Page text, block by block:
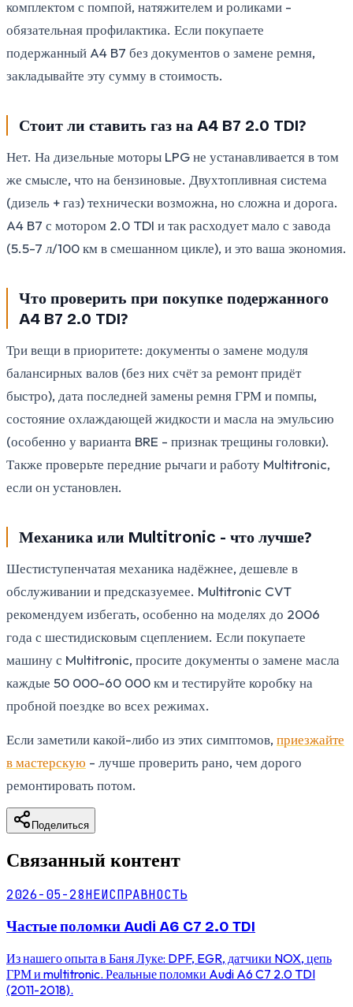
комплектом с помпой, натяжителем и роликами -
обязательная профилактика. Если покупаете
подержанный A4 B7 без документов о замене ремня,
закладывайте эту сумму в стоимость.
Стоит ли ставить газ на A4 B7 2.0 TDI?
Нет. На дизельные моторы LPG не устанавливается в том
же смысле, что на бензиновые. Двухтопливная система
(дизель + газ) технически возможна, но сложна и дорога.
A4 B7 с мотором 2.0 TDI и так расходует мало с завода
(5.5-7 л/100 км в смешанном цикле), и это ваша экономия.
Что проверить при покупке подержанного
A4 B7 2.0 TDI?
Три вещи в приоритете: документы о замене модуля
балансирных валов (без них счёт за ремонт придёт
быстро), дата последней замены ремня ГРМ и помпы,
состояние охлаждающей жидкости и масла на эмульсию
(особенно у варианта BRE - признак трещины головки).
Также проверьте передние рычаги и работу Multitronic,
если он установлен.
Механика или Multitronic - что лучше?
Шестиступенчатая механика надёжнее, дешевле в
обслуживании и предсказуемее. Multitronic CVT
рекомендуем избегать, особенно на моделях до 2006
года с шестидисковым сцеплением. Если покупаете
машину с Multitronic, просите документы о замене масла
каждые 50 000-60 000 км и тестируйте коробку на
пробной поездке во всех режимах.
Если заметили какой-либо из этих симптомов, приезжайте
в мастерскую - лучше проверить рано, чем дорого
ремонтировать потом.
Поделиться
Связанный контент
2026-05-28НЕИСПРАВНОСТЬ
Частые поломки Audi A6 C7 2.0 TDI
Из нашего опыта в Баня Луке: DPF, EGR, датчики NOX, цепь
ГРМ и multitronic. Реальные поломки Audi A6 C7 2.0 TDI
(2011-2018).